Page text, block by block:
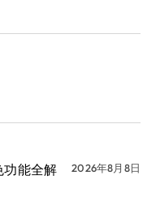
功能全解
2026年8月8日